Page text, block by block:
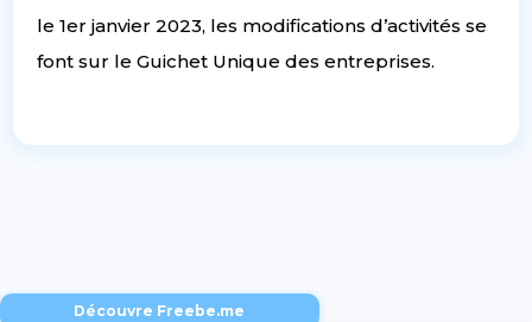
le 1er janvier 2023, les modifications d’activités se
font sur le Guichet Unique des entreprises.
Découvre Freebe.me